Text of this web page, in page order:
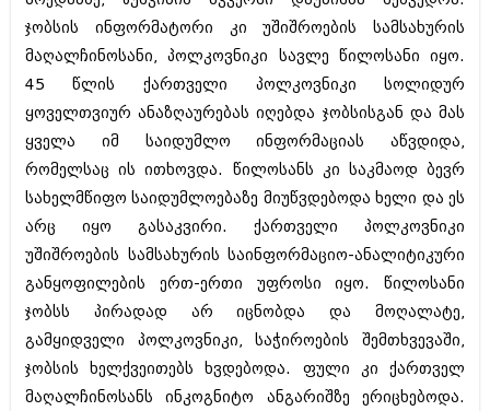
ივნისი 2010 (685)
მაისი 2010 (232)
აპრილი 2010 (229)
მარტი 2010 (454)
თებერვალი 2010 (421)
იანვარი 2010 (422)
დეკემბერი 2009 (510)
ნოემბერი 2009 (308)
სექტემბერი 2009 (541)
აგვისტო 2009 (14)
ივლისი 2009 (118)
თებერვალი 0216 (1)
დეკემბერი 0215 (1)
ოქტომბერი 0215 (1)
აგვისტო 0215 (2)
აგვისტო 0212 (1)
ივნისი 0212 (2)
ნოემბერი 0201 (1)
ჯობსის ინფორმატორი კი უშიშროების სამსახურის
მაღალჩინოსანი, პოლკოვნიკი სავლე წილოსანი იყო.
45 წლის ქართველი პოლკოვნიკი სოლიდურ
ყოველთვიურ ანაზღაურებას იღებდა ჯობსისგან და მას
ყველა იმ საიდუმლო ინფორმაციას აწვდიდა,
რომელსაც ის ითხოვდა. წილოსანს კი საკმაოდ ბევრ
სახელმწიფო საიდუმლოებაზე მიუწვდებოდა ხელი და ეს
არც იყო გასაკვირი. ქართველი პოლკოვნიკი
უშიშროების სამსახურის საინფორმაციო-ანალიტიკური
განყოფილების ერთ-ერთი უფროსი იყო. წილოსანი
ჯობსს პირადად არ იცნობდა და მოღალატე,
გამყიდველი პოლკოვნიკი, საჭიროების შემთხვევაში,
ჯობსის ხელქვეითებს ხვდებოდა. ფული კი ქართველ
მაღალჩინოსანს ინკოგნიტო ანგარიშზე ერიცხებოდა.